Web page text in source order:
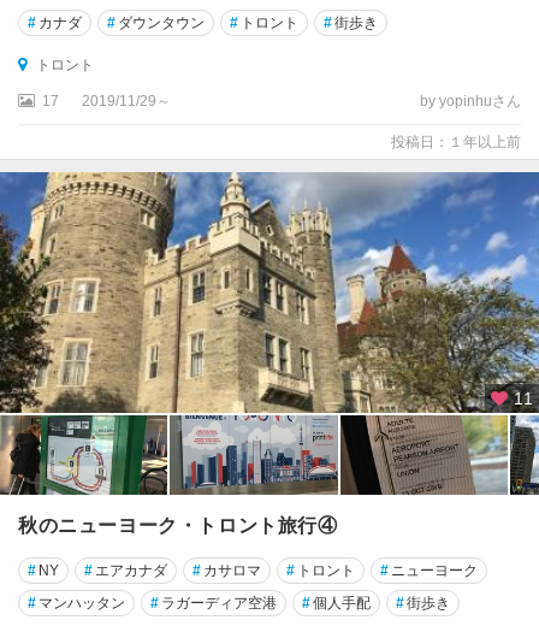
公
園
周
ロ
モ
ー
ン
国
立
公
園
周
辺
ケ
ベ
ク
州
# カナダ # ダウンタウン # トロント #街歩き
トロント
17 2019/11/29～ by yopinhuさん
投稿日：１年以上前
11
秋のニューヨーク・トロント旅行④
# NY # エアカナダ # カサロマ # トロント # ニューヨーク
# マンハッタン # ラガーディア空港 #個人手配 #街歩き